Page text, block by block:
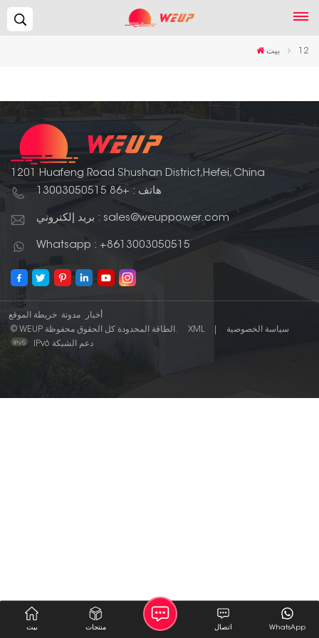
بيت 12
1201 Huafeng Road Shushan District,Hefei, China
هاتف : +86 13003050515
بريد إلكتروني : sales@weuppower.com
Whatsapp : +8613003050515
خريطة الموقع مدونة
أخبار
© WEUP الطاقة المحدودة كل الحقوق محفوظة.
XML
سياسة الخصوصية
IPv6 دعم الشبكة
بيت منتجات WhatsApp اتصال